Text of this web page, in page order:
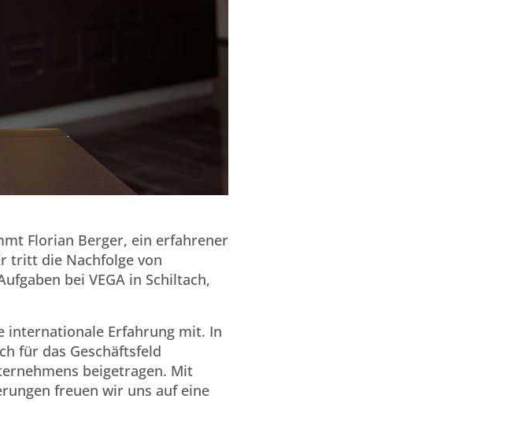
Florian Berger, ein erfahrener
tritt die Nachfolge von
bei VEGA in Schiltach,
internationale Erfahrung mit. In
für das Geschäftsfeld
beigetragen. Mit
freuen wir uns auf eine